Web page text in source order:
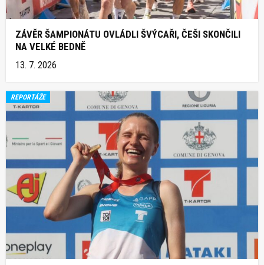
ZÁVĚR ŠAMPIONÁTU OVLÁDLI ŠVÝCAŘI, ČEŠI SKONČILI
NA VELKÉ BEDNĚ
13. 7. 2026
REPORTÁŽE